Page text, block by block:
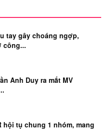
tay gây choáng ngợp,
công...
Anh Duy ra mắt MV
hội tụ chung 1 nhóm, mang